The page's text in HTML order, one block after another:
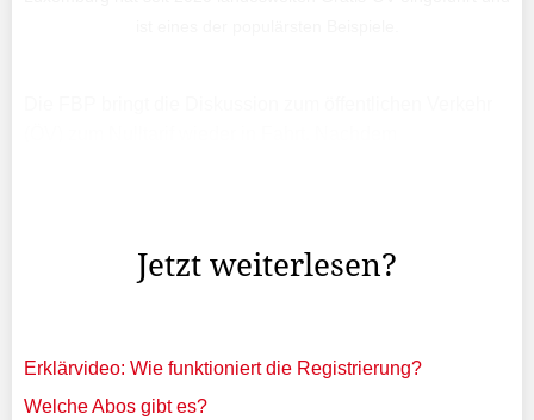
Jetzt weiterlesen?
Erklärvideo: Wie funktioniert die Registrierung?
Welche Abos gibt es?